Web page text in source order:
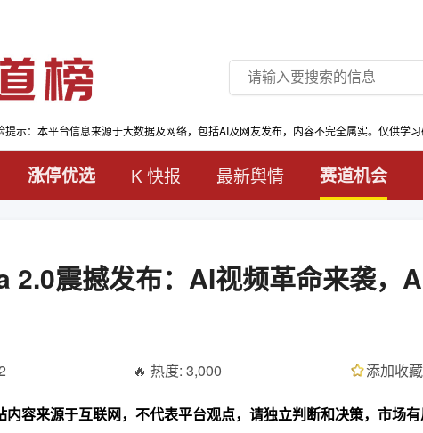
提示：本平台信息来源于大数据及网络，包括AI及网友发布，内容不完全属实。仅供学
涨停优选 K 快报 最新舆情 赛道机会
2.0震撼发布：AI视频革命来袭，
🔥 热度: 3,000 添加收藏
容来源于互联网，不代表平台观点，请独立判断和决策，市场有